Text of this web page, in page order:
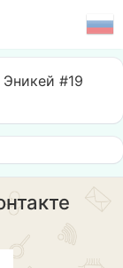
#19